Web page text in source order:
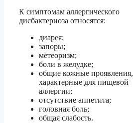
К симптомам аллергического
дисбактериоза относятся:
диарея;
запоры;
метеоризм;
боли в желудке;
общие кожные проявления,
характерные для пищевой
аллергии;
отсутствие аппетита;
головная боль;
общая слабость.